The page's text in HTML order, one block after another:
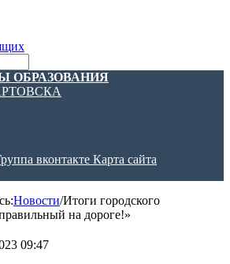
ОБРАЗОВАНИЯ
Карта сайта
Новости/Итоги городского
на дороге!»
09:47